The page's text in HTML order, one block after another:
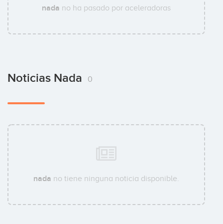
nada no ha pasado por aceleradoras
Noticias Nada 0
nada no tiene ninguna noticia disponible.